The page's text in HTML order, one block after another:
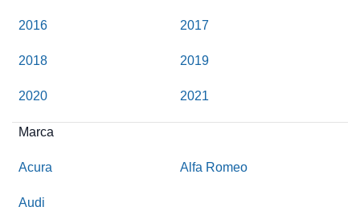
2016 2017
2018 2019
2020 2021
Marca
Acura Alfa Romeo
Audi